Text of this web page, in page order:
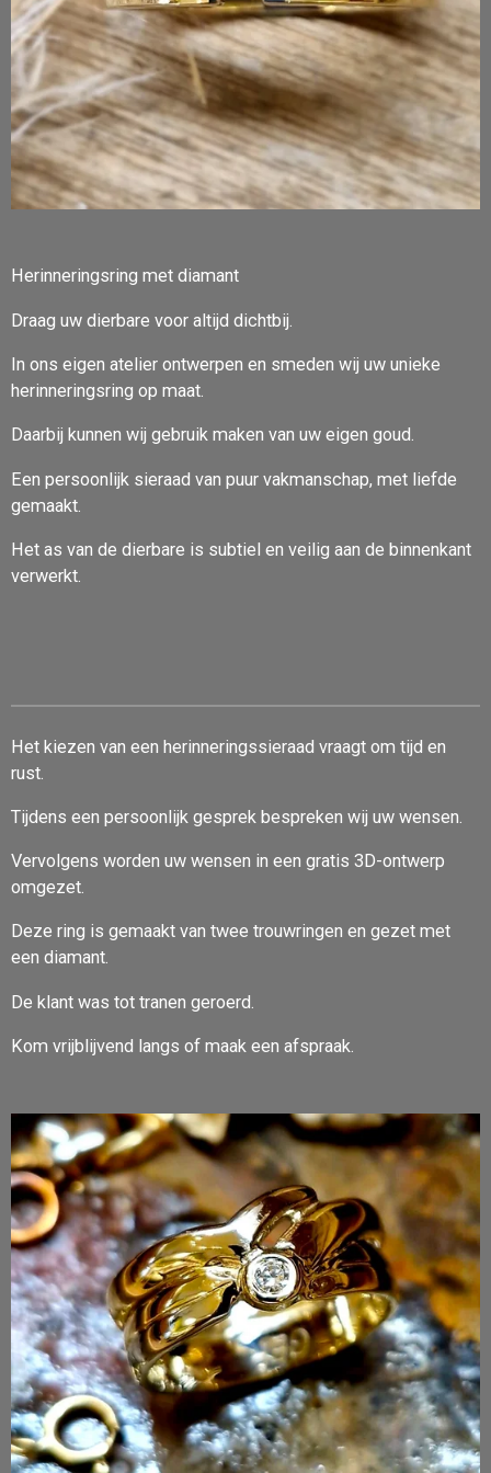
Herinneringsring met diamant
Draag uw dierbare voor altijd dichtbij.
In ons eigen atelier ontwerpen en smeden wij uw unieke
herinneringsring op maat.
Daarbij kunnen wij gebruik maken van uw eigen goud.
Een persoonlijk sieraad van puur vakmanschap, met liefde
gemaakt.
Het as van de dierbare is subtiel en veilig aan de binnenkant
verwerkt.
Het kiezen van een herinneringssieraad vraagt om tijd en
rust.
Tijdens een persoonlijk gesprek bespreken wij uw wensen.
Vervolgens worden uw wensen in een gratis 3D-ontwerp
omgezet.
Deze ring is gemaakt van twee trouwringen en gezet met
een diamant.
De klant was tot tranen geroerd.
Kom vrijblijvend langs of maak een afspraak.